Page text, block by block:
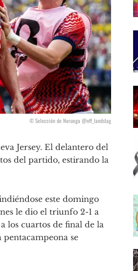
© Selección de Noruega @nff_landslag
Jersey. El delantero del
del partido, estirando la
este domingo
le dio el triunfo 2-1 a
los cuartos de final de la
se